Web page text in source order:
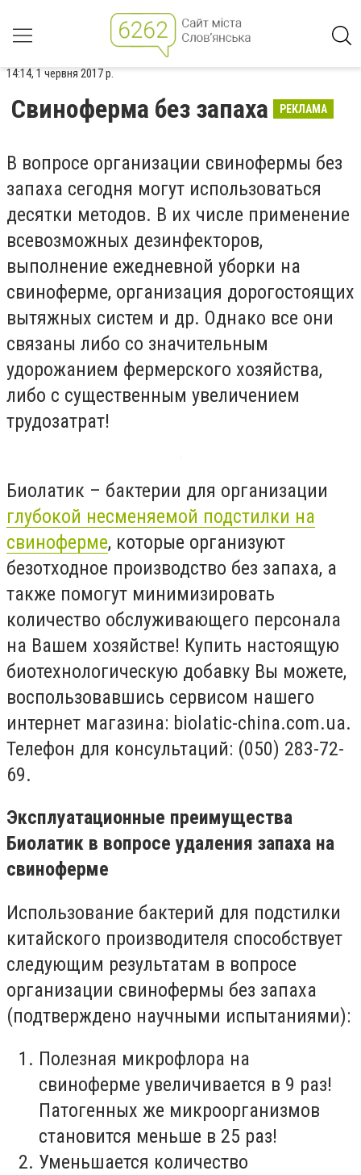
14:14, 1 червня 2017 р.
Свиноферма без запаха РЕКЛАМА
В вопросе организации свинофермы без
запаха сегодня могут использоваться
десятки методов. В их числе применение
всевозможных дезинфекторов,
выполнение ежедневной уборки на
свиноферме, организация дорогостоящих
вытяжных систем и др. Однако все они
связаны либо со значительным
удорожанием фермерского хозяйства,
либо с существенным увеличением
трудозатрат!
Биолатик – бактерии для организации
глубокой несменяемой подстилки на
свиноферме, которые организуют
безотходное производство без запаха, а
также помогут минимизировать
количество обслуживающего персонала
на Вашем хозяйстве! Купить настоящую
биотехнологическую добавку Вы можете,
воспользовавшись сервисом нашего
интернет магазина: biolatic-china.com.ua.
Телефон для консультаций: (050) 283-72-
69.
Эксплуатационные преимущества
Биолатик в вопросе удаления запаха на
свиноферме
Использование бактерий для подстилки
китайского производителя способствует
следующим результатам в вопросе
организации свинофермы без запаха
(подтверждено научными испытаниями):
Полезная микрофлора на
свиноферме увеличивается в 9 раз!
Патогенных же микроорганизмов
становится меньше в 25 раз!
Уменьшается количество